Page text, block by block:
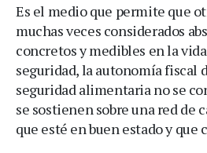
Es el medio que permite que
muchas veces considerados
concretos y medibles en la
seguridad, la autonomía fiscal
seguridad alimentaria no se
se sostienen sobre una red de
que esté en buen estado y que